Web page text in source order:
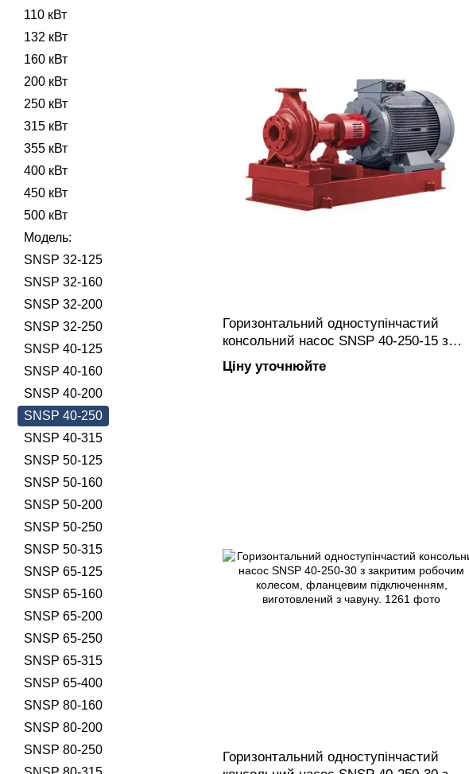
Горизонтальний одноступінчастий
консольний насос SNSP 40-250-15 з
закритим робочим колесом, фланцевим
підключенням, виготовлений з чавуну.
Ціну уточнюйте
Горизонтальний одноступінчастий
110 кВт
132 кВт
160 кВт
200 кВт
250 кВт
315 кВт
355 кВт
400 кВт
450 кВт
500 кВт
Модель:
SNSP 32-125
SNSP 32-160
SNSP 32-200
SNSP 32-250
SNSP 40-125
SNSP 40-160
SNSP 40-200
SNSP 40-250
SNSP 40-315
SNSP 50-125
SNSP 50-160
SNSP 50-200
SNSP 50-250
SNSP 50-315
SNSP 65-125
SNSP 65-160
SNSP 65-200
SNSP 65-250
SNSP 65-315
SNSP 65-400
SNSP 80-160
SNSP 80-200
SNSP 80-250